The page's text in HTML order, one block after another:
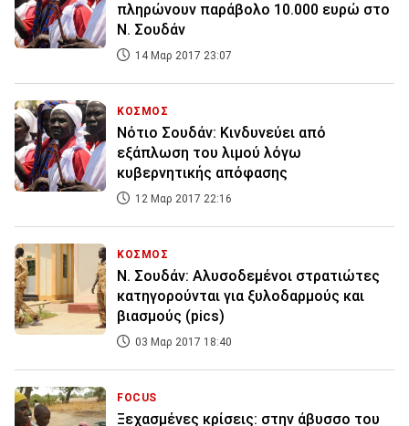
πληρώνουν παράβολο 10.000 ευρώ στο
Ν. Σουδάν
14 Μαρ 2017 23:07
ΚΟΣΜΟΣ
Νότιο Σουδάν: Κινδυνεύει από
εξάπλωση του λιμού λόγω
κυβερνητικής απόφασης
12 Μαρ 2017 22:16
ΚΟΣΜΟΣ
Ν. Σουδάν: Αλυσοδεμένοι στρατιώτες
κατηγορούνται για ξυλοδαρμούς και
βιασμούς (pics)
03 Μαρ 2017 18:40
FOCUS
Ξεχασμένες κρίσεις: στην άβυσσο του